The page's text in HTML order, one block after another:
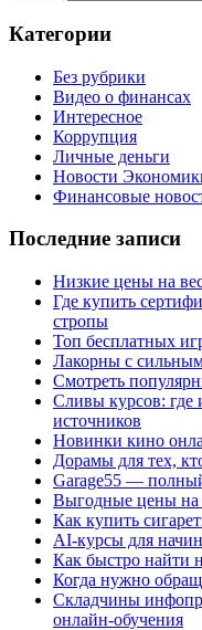
Категории
Без рубрики
Видео о финансах
Интересное
Коррупция
Личные деньги
Новости
Финансовые
Последние записи
Низкие цены на
Где купить
стропы
Топ бесплатных
Лакорны с
Смотреть
Сливы курсов: где
источников
Новинки кино
Дорамы для тех,
Garage55 —
Выгодные цены на
Как купить
AI-курсы для
Как быстро найти
Когда нужно
Складчины
онлайн-обучения